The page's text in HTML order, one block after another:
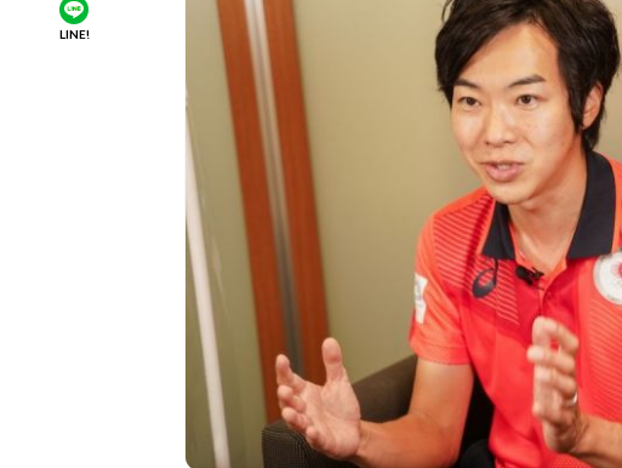
LINE!